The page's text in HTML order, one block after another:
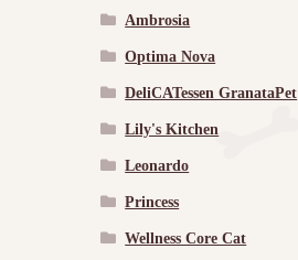
Ambrosia
Optima Nova
DeliCATessen GranataPet
Lily's Kitchen
Leonardo
Princess
Wellness Core Cat